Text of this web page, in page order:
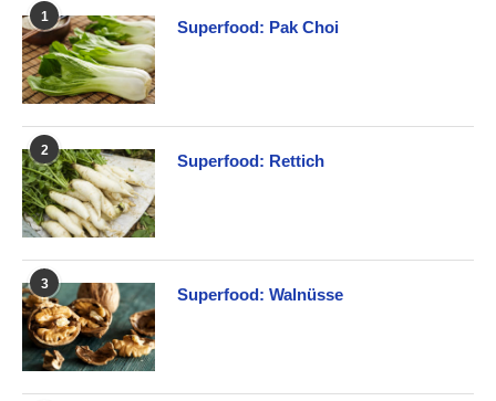
1
Superfood: Pak Choi
2
Superfood: Rettich
3
Superfood: Walnüsse